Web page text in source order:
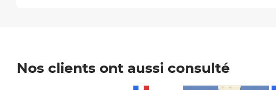
Nos clients ont aussi consulté